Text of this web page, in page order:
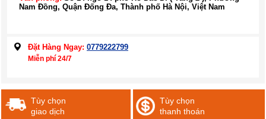
Nam Đồng, Quận Đống Đa, Thành phố Hà Nội, Việt Nam
Đặt Hàng Ngay: 0779222799
Miễn phí 24/7
Tùy chọn
giao dịch
Tùy chọn
thanh thoán